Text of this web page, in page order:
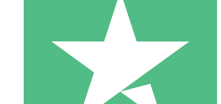
Packs de Crédits Individuels
Payez à l'utilisation avec des crédits de téléchargement. Sans
1 Téléchargement
10 00